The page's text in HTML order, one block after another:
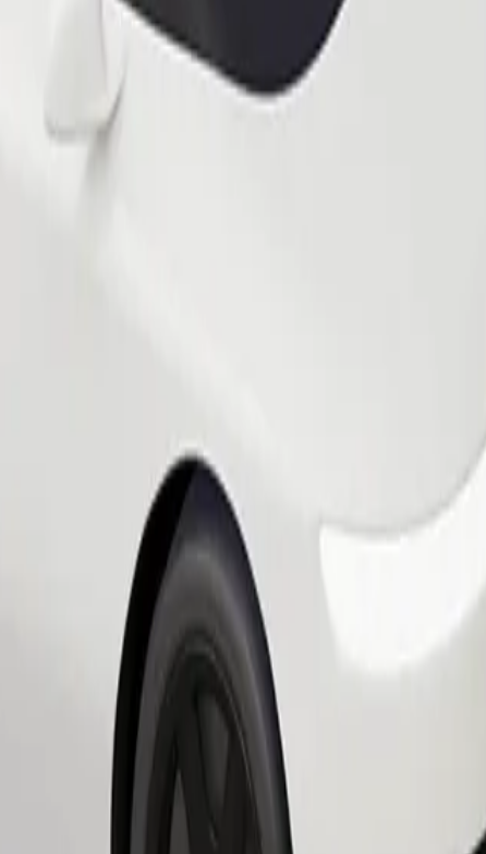
yaş, çəki və boy məhdudiyyətləri üçün sürücü ilə əlaqə saxlayın.